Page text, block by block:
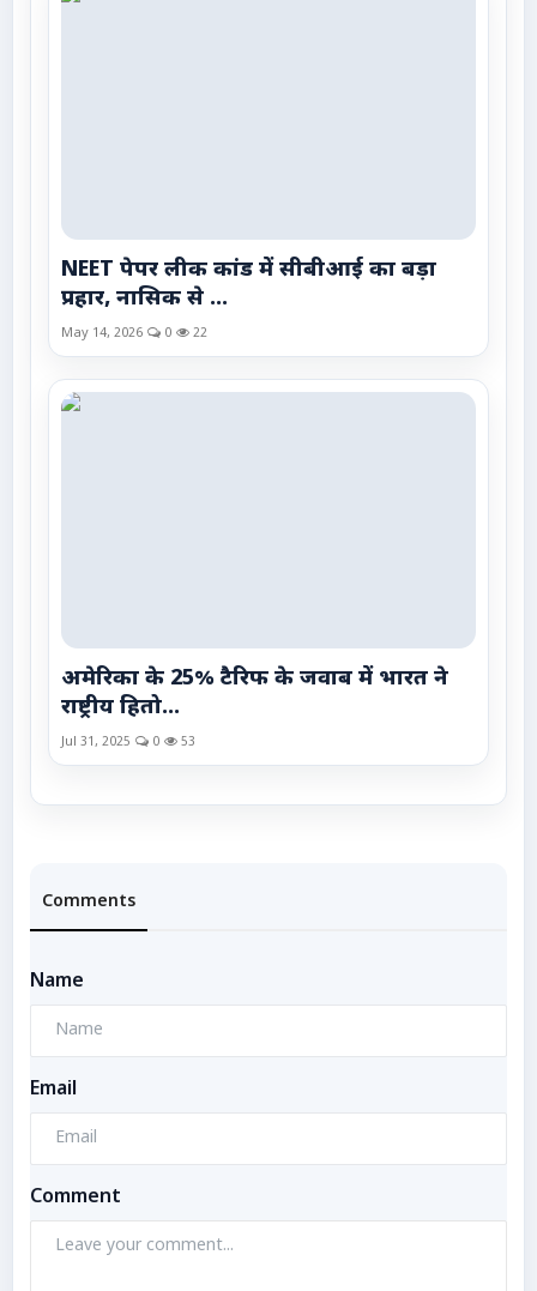
NEET पेपर लीक कांड में सीबीआई का बड़ा
प्रहार, नासिक से ...
May 14, 2026 0 22
अमेरिका के 25% टैरिफ के जवाब में भारत ने
राष्ट्रीय हितो...
Jul 31, 2025 0 53
Comments
Name
Email
Comment